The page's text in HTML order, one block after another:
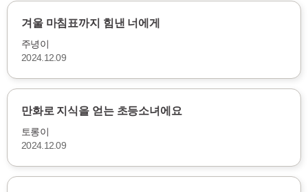
겨울 마침표까지 힘낸 너에게
주녕이
2024.12.09
만화로 지식을 얻는 초등소녀에요
토롱이
2024.12.09